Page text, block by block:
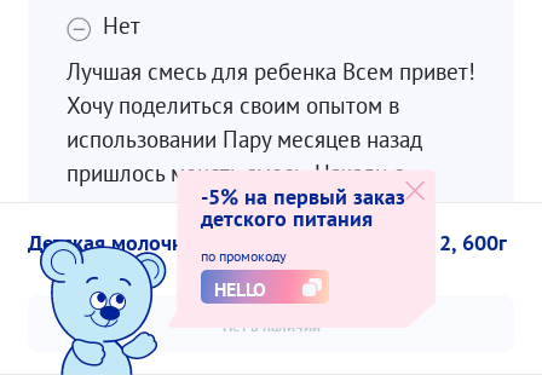
Детская молочная смесь Nutrilak Premium 2, 600г
Нет в наличии
Нет
Лучшая смесь для ребенка Всем привет!
Хочу поделиться своим опытом в
использовании Пару месяцев назад
пришлось менять смесь. Начали с
недорогих вариантов и тут на глаза
попался нутрилак. Я очень довольная
выбором. Смесь стала хорошим
дополнением к прикорму. Прежде...
-5% на первый заказ
детского питания
по промокоду
HELLO